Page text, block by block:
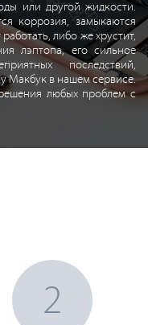
или другой жидкости.
коррозия, замыкаются
либо же хрустит,
лэптопа, его сильное
последствий,
Макбук в нашем сервисе.
любых проблем с
2